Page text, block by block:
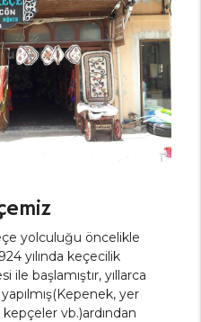
yolculuğu öncelikle
yılında keçecilik
ile başlamıştır, yıllarca
yer
kepçeler vb.)ardından